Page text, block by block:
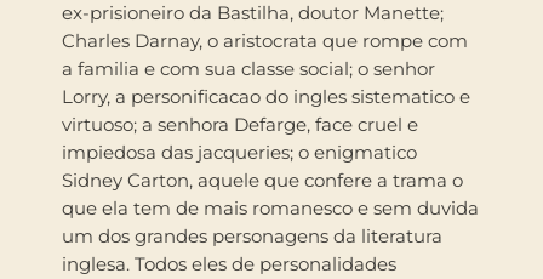
ex-prisioneiro da Bastilha, doutor Manette;
Charles Darnay, o aristocrata que rompe com
a familia e com sua classe social; o senhor
Lorry, a personificacao do ingles sistematico e
virtuoso; a senhora Defarge, face cruel e
impiedosa das jacqueries; o enigmatico
Sidney Carton, aquele que confere a trama o
que ela tem de mais romanesco e sem duvida
um dos grandes personagens da literatura
inglesa. Todos eles de personalidades